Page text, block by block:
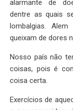
alarmante de
dentre as quais
lombalgias.
queixam de dores
Nosso país não
coisas, pois é
coisa certa.
Exercícios de